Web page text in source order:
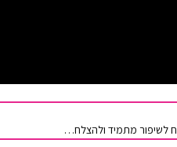
גישת קאיזן: האטה לצורך צמיחה – המפתח לשיפור מתמיד ולהצלחה ארוכת טווח